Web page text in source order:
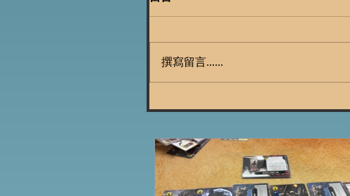
撰寫留言......